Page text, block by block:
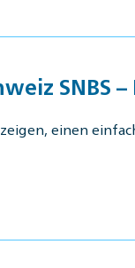
SNBS –
einen